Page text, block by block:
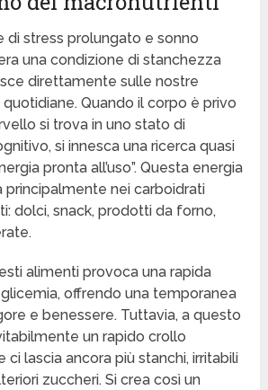
di stress prolungato e sonno
una condizione di stanchezza
direttamente sulle nostre
Quando il corpo è privo
si trova in uno stato di
si innesca una ricerca quasi
pronta all’uso”. Questa energia
principalmente nei carboidrati
dolci, snack, prodotti da forno,
alimenti provoca una rapida
offrendo una temporanea
e benessere. Tuttavia, a questo
un rapido crollo
ci lascia ancora più stanchi, irritabili
zuccheri. Si crea così un